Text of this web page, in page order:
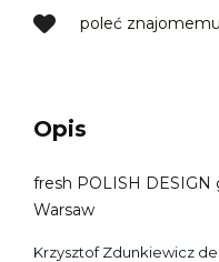
poleć znajomemu
Opis
fresh POLISH
Warsaw
Krzysztof Zdunkiewicz